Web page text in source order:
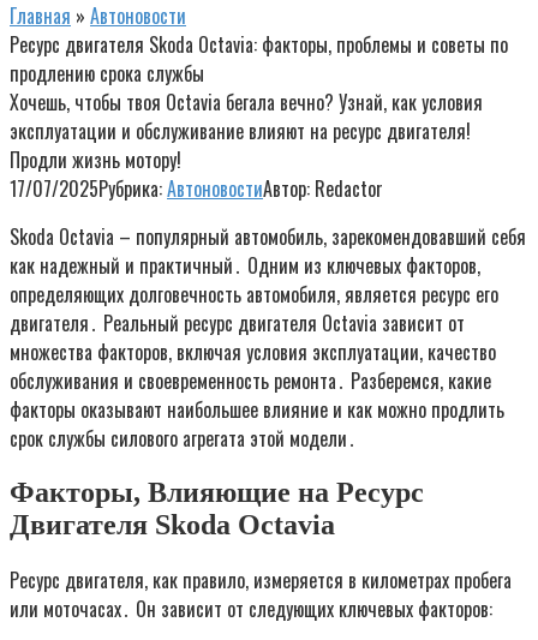
Главная » Автоновости
Ресурс двигателя Skoda Octavia: факторы, проблемы и советы по
продлению срока службы
Хочешь, чтобы твоя Octavia бегала вечно? Узнай, как условия
эксплуатации и обслуживание влияют на ресурс двигателя!
Продли жизнь мотору!
17/07/2025Рубрика:АвтоновостиАвтор: Redactor
Skoda Octavia – популярный автомобиль, зарекомендовавший себя
как надежный и практичный․ Одним из ключевых факторов,
определяющих долговечность автомобиля, является ресурс его
двигателя․ Реальный ресурс двигателя Octavia зависит от
множества факторов, включая условия эксплуатации, качество
обслуживания и своевременность ремонта․ Разберемся, какие
факторы оказывают наибольшее влияние и как можно продлить
срок службы силового агрегата этой модели․
Факторы, Влияющие на Ресурс
Двигателя Skoda Octavia
Ресурс двигателя, как правило, измеряется в километрах пробега
или моточасах․ Он зависит от следующих ключевых факторов: